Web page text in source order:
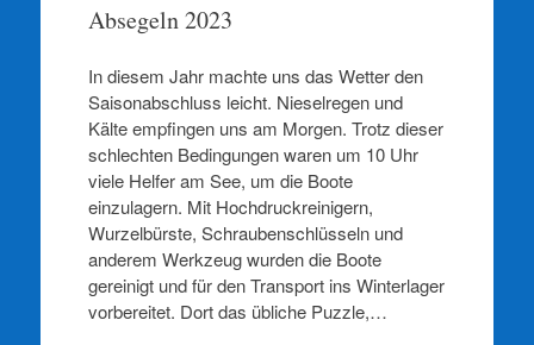
Absegeln 2023
In diesem Jahr machte uns das Wetter den
Saisonabschluss leicht. Nieselregen und
Kälte empfingen uns am Morgen. Trotz dieser
schlechten Bedingungen waren um 10 Uhr
viele Helfer am See, um die Boote
einzulagern. Mit Hochdruckreinigern,
Wurzelbürste, Schraubenschlüsseln und
anderem Werkzeug wurden die Boote
gereinigt und für den Transport ins Winterlager
vorbereitet. Dort das übliche Puzzle,…